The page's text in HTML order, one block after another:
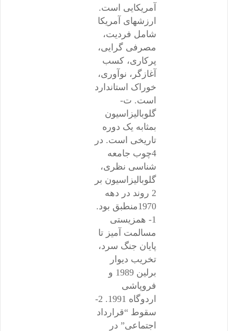
آمریکایی است.
ارزشهای آمریکا
شامل فردیت،
مصرفی گرایی،
پرکاری، کسب
آغازگر، نوآوری،
خوراک استاندارد
است. ت-
گلوبالیزاسیون
بمثابه یک دوره
تاریخی است. در
4چوب جامعه
شناسی نظری،
گلوبالیزاسیون بر
2 روند در دهه
1970منطبق بود.
1- همزیستی
مسالمت آمیز تا
پایان جنگ سرد،
تخریب دیوار
برلین 1989 و
فروپاشی
اردوگاه 1991. 2-
سقوط “قرارداد
اجتماعی” در